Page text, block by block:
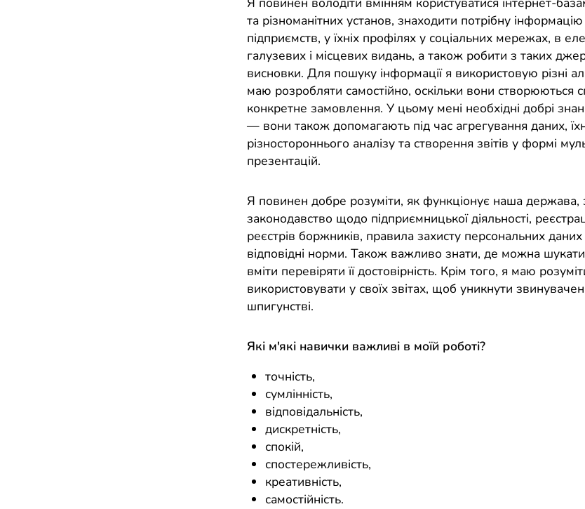
та різноманітних установ, знаходити потрібну
підприємств, у їхніх профілях у соціальних мережах, в
галузевих і місцевих видань, а також робити з таких
висновки. Для пошуку інформації я використовую різні
маю розробляти самостійно, оскільки вони створюються
конкретне замовлення. У цьому мені необхідні добрі
— вони також допомагають під час агрегування даних,
різностороннього аналізу та створення звітів у формі
презентацій.
Я повинен добре розуміти, як функціонує наша держава,
законодавство щодо підприємницької діяльності,
реєстрів боржників, правила захисту персональних
відповідні норми. Також важливо знати, де можна
вміти перевіряти її достовірність. Крім того, я маю
використовувати у своїх звітах, щоб уникнути
шпигунстві.
Які м'які навички важливі в моїй роботі?
точність,
сумлінність,
відповідальність,
дискретність,
спокій,
спостережливість,
креативність,
самостійність.